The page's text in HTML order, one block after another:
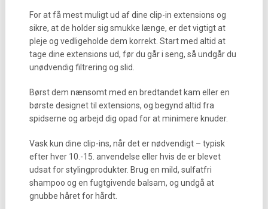
For at få mest muligt ud af dine clip-in extensions og
sikre, at de holder sig smukke længe, er det vigtigt at
pleje og vedligeholde dem korrekt. Start med altid at
tage dine extensions ud, før du går i seng, så undgår du
unødvendig filtrering og slid.
Børst dem nænsomt med en bredtandet kam eller en
børste designet til extensions, og begynd altid fra
spidserne og arbejd dig opad for at minimere knuder.
Vask kun dine clip-ins, når det er nødvendigt – typisk
efter hver 10.-15. anvendelse eller hvis de er blevet
udsat for stylingprodukter. Brug en mild, sulfatfri
shampoo og en fugtgivende balsam, og undgå at
gnubbe håret for hårdt.